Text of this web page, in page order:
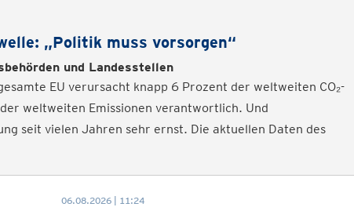
„Politik muss vorsorgen“
und Landesstellen
EU verursacht knapp 6 Prozent der weltweiten CO₂-
weltweiten Emissionen verantwortlich. Und
seit vielen Jahren sehr ernst. Die aktuellen Daten des
06.08.2026 | 11:24